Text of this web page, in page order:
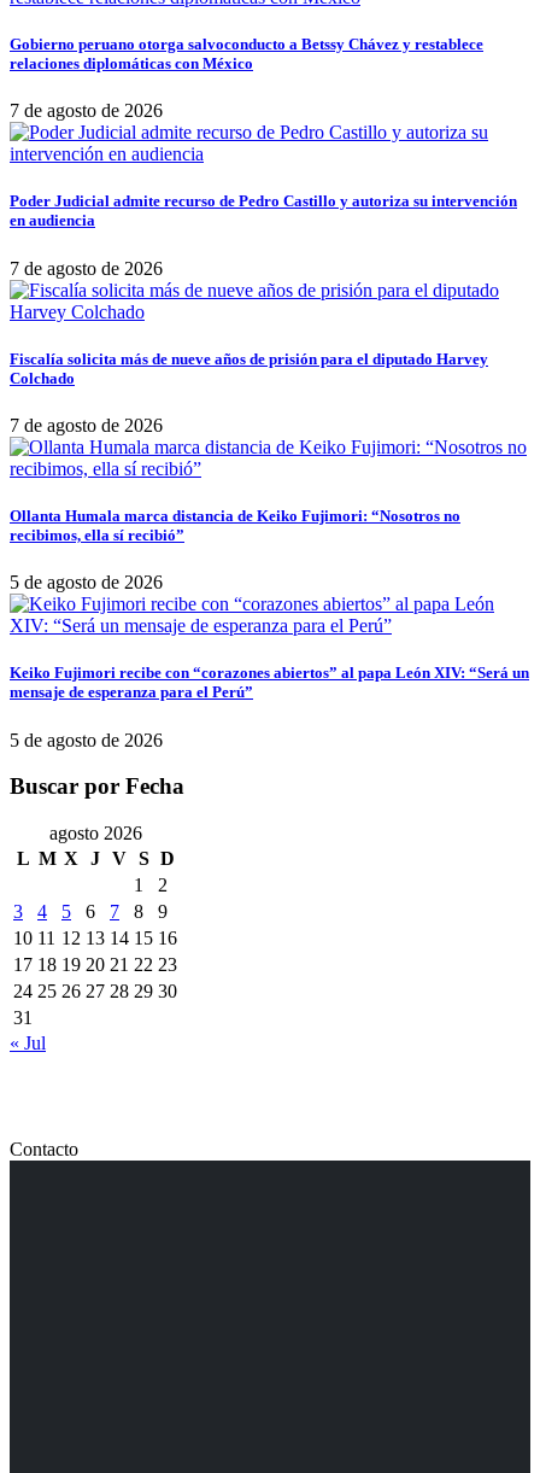
Gobierno peruano otorga salvoconducto a Betssy Chávez y restablece
relaciones diplomáticas con México
7 de agosto de 2026
Poder Judicial admite recurso de Pedro Castillo y autoriza su intervención
en audiencia
7 de agosto de 2026
Fiscalía solicita más de nueve años de prisión para el diputado Harvey
Colchado
7 de agosto de 2026
Ollanta Humala marca distancia de Keiko Fujimori: “Nosotros no
recibimos, ella sí recibió”
5 de agosto de 2026
Keiko Fujimori recibe con “corazones abiertos” al papa León XIV: “Será un
mensaje de esperanza para el Perú”
5 de agosto de 2026
Buscar por Fecha
agosto 2026
L M X J V S D
1
2
3
4 5 6 7 8
9
10 11 12 13 14 15 16
17 18 19 20 21 22 23
24 25 26 27 28 29 30
31
« Jul
Contacto